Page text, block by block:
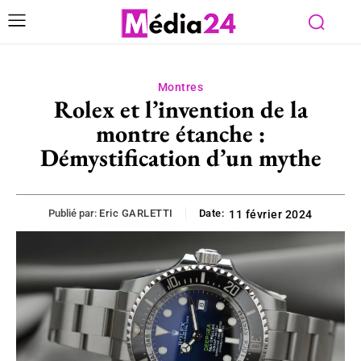
Montres
Rolex et l’invention de la
montre étanche :
Démystification d’un mythe
Publié par: Eric GARLETTI Date: 11 février 2024